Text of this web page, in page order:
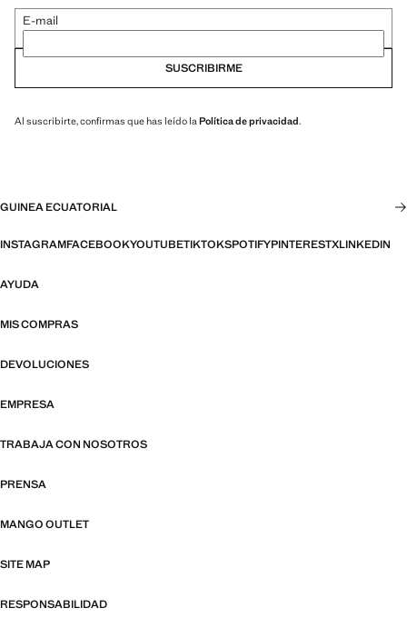
E-mail
SUSCRIBIRME
Al suscribirte, confirmas que has leído la Política de privacidad.
GUINEA ECUATORIAL
INSTAGRAMFACEBOOKYOUTUBETIKTOKSPOTIFYPINTERESTXLINKEDIN
AYUDA
MIS COMPRAS
DEVOLUCIONES
EMPRESA
TRABAJA CON NOSOTROS
PRENSA
MANGO OUTLET
SITE MAP
RESPONSABILIDAD